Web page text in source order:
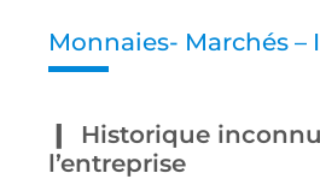
Monnaies- Marchés
Historique
l’entreprise